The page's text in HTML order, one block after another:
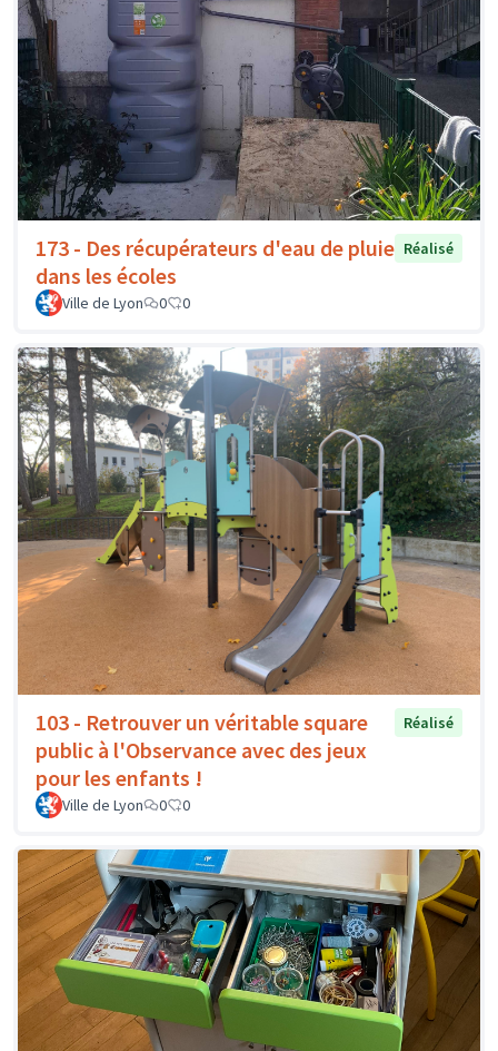
173 - Des récupérateurs d'eau de pluie
dans les écoles
Réalisé
Ville de Lyon 0 0
103 - Retrouver un véritable square
public à l'Observance avec des jeux
pour les enfants !
Réalisé
Ville de Lyon 0 0